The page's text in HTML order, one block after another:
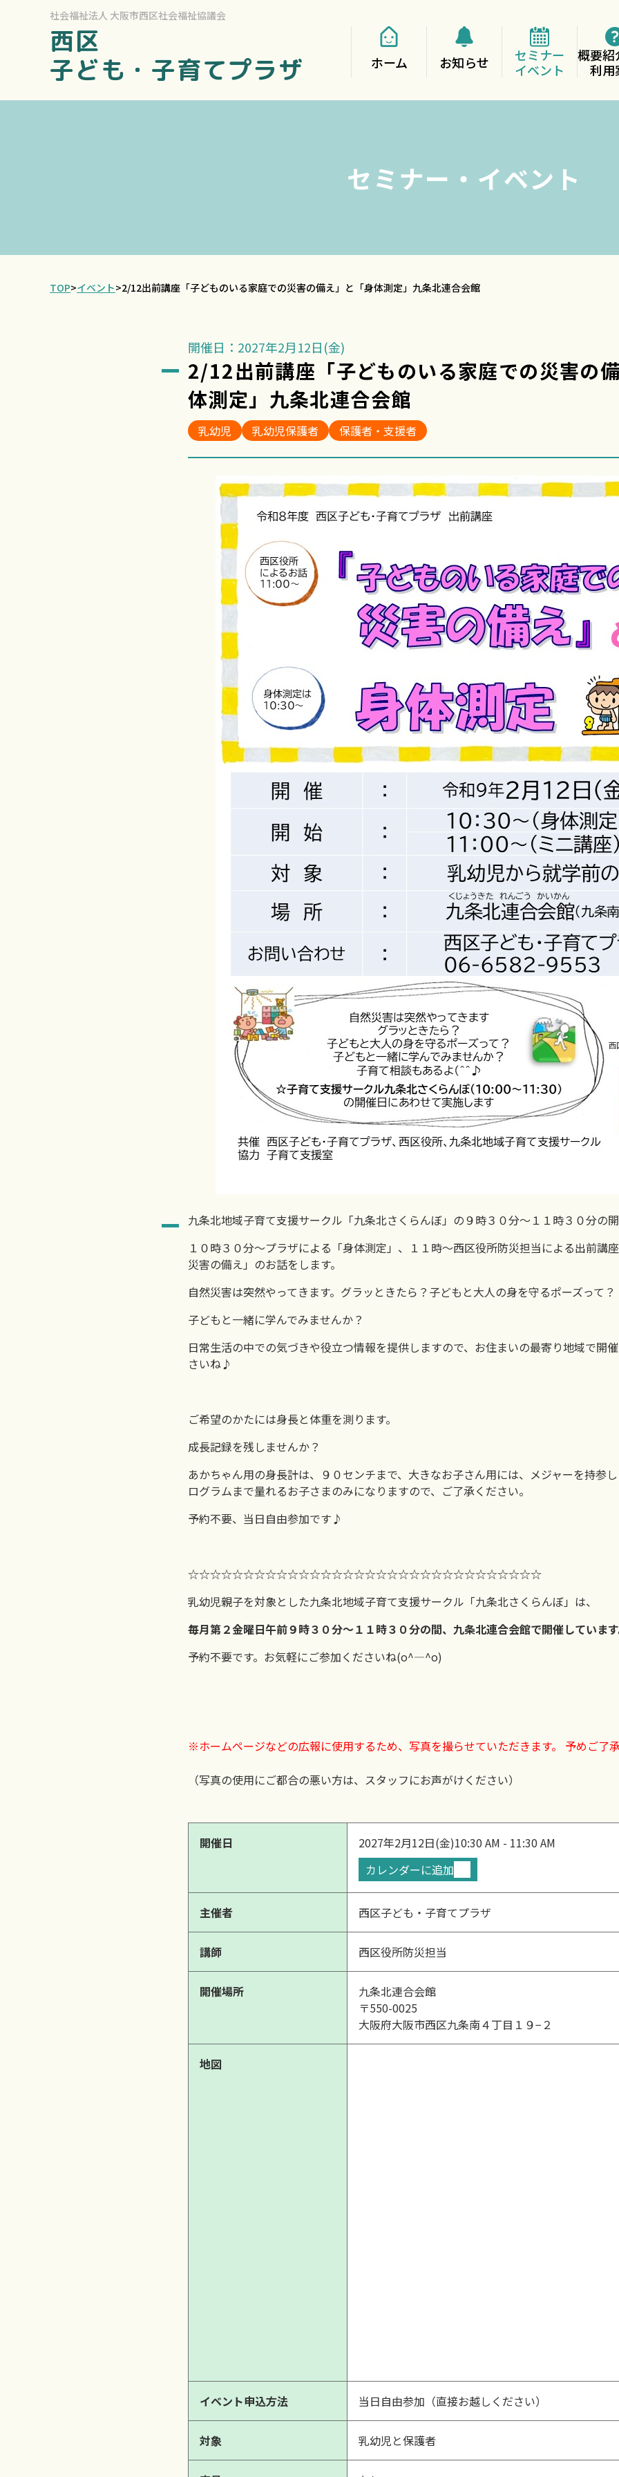
社会福祉法人 大阪市西区社会福祉協議会
西区
子ども・子育てプラザ
ホーム お知らせ
セミナー
イベント
概要紹
利用
セミナー・イベント
TOP>イベント>2/12出前講座「子どものいる家庭での災害の備え」と「身体測定」九条北連合会館
開催日：2027年2月12日(金)
2/12出前講座「子どものいる家庭での災害の
体測定」九条北連合会館
乳幼児 乳幼児保護者 保護者・支援者
九条北地域子育て支援サークル「九条北さくらんぼ」の９時３０分～１１時３０分の
１０時３０分～プラザによる「身体測定」、１１時～西区役所防災担当による出前講
災害の備え」のお話をします。
自然災害は突然やってきます。グラッときたら？子どもと大人の身を守るポーズって？
子どもと一緒に学んでみませんか？
日常生活の中での気づきや役立つ情報を提供しますので、お住まいの最寄り地域で開
さいね♪
ご希望のかたには身長と体重を測ります。
成長記録を残しませんか？
あかちゃん用の身長計は、９０センチまで、大きなお子さん用には、メジャーを持参
ログラムまで量れるお子さまのみになりますので、ご了承ください。
予約不要、当日自由参加です♪
☆☆☆☆☆☆☆☆☆☆☆☆☆☆☆☆☆☆☆☆☆☆☆☆☆☆☆☆☆☆☆☆
乳幼児親子を対象とした九条北地域子育て支援サークル「九条北さくらんぼ」は、
毎月第２金曜日午前９時３０分～１１時３０分の間、九条北連合会館で開催していま
予約不要です。お気軽にご参加くださいね(o^―^o)
※ホームページなどの広報に使用するため、写真を撮らせていただきます。 予めご了
（写真の使用にご都合の悪い方は、スタッフにお声がけください）
開催日 2027年2月12日(金)10:30 AM - 11:30 AM
カレンダーに追加
主催者 西区子ども・子育てプラザ
講師 西区役所防災担当
開催場所
九条北連合会館
〒550-0025
大阪府大阪市西区九条南４丁目１９−２
地図
イベント申込方法 当日自由参加（直接お越しください）
対象 乳幼児と保護者